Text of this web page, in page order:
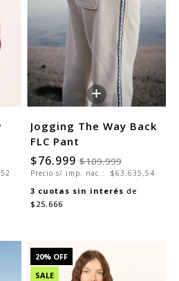
+
Jogging The Way Back
FLC Pant
$76.999 $109.999
Precio s/ imp. nac.: $63.635,54
3 cuotas sin interés de
$25.666
20% OFF
SALE